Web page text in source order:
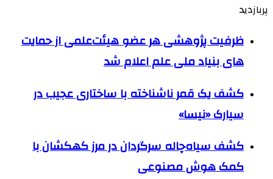
پربازدید
ظرفیت پژوهشی هر عضو هیئت‌علمی از حمایت
های بنیاد ملی علم اعلام شد
کشف یک قمر ناشناخته با ساختاری عجیب در
سیارک «نیسا»
کشف سیاه‌چاله سرگردان در مرز کهکشان با
کمک هوش مصنوعی